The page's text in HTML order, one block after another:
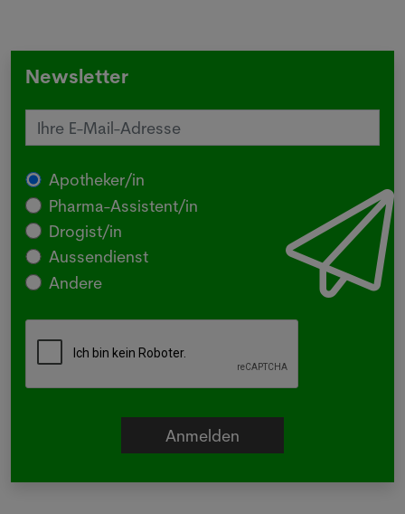
Newsletter
Apotheker/in
Pharma-Assistent/in
Drogist/in
Aussendienst
Andere